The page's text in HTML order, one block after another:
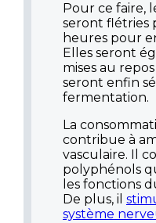
Pour ce faire,
seront flétries
heures pour
Elles seront
mises au
seront enfin
fermentation.
La
contribue à
vasculaire. Il
polyphénols
les fonctions
De plus, il
système